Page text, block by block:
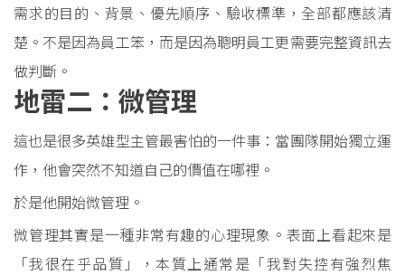
需求的目的、背景、優先順序、驗收標準，全部都應該清
楚。不是因為員工笨，而是因為聰明員工更需要完整資訊去
做判斷。
地雷二：微管理
這也是很多英雄型主管最害怕的一件事：當團隊開始獨立運
作，他會突然不知道自己的價值在哪裡。
於是他開始微管理。
微管理其實是一種非常有趣的心理現象。表面上看起來是
「我很在乎品質」，本質上通常是「我對失控有強烈焦